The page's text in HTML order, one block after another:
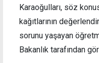
Karaoğulları, söz
kağıtlarının
sorunu yaşayan
Bakanlık tarafından